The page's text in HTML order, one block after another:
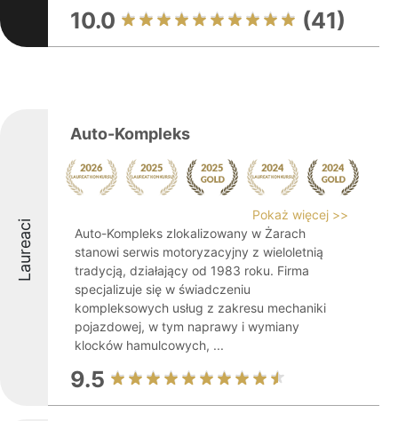
10.0 (41)
Laureaci
Auto-Kompleks
Pokaż więcej >>
Auto-Kompleks zlokalizowany w Żarach
stanowi serwis motoryzacyjny z wieloletnią
tradycją, działający od 1983 roku. Firma
specjalizuje się w świadczeniu
kompleksowych usług z zakresu mechaniki
pojazdowej, w tym naprawy i wymiany
klocków hamulcowych, ...
9.5